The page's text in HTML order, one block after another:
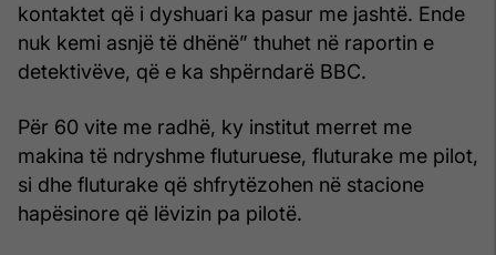
kontaktet që i dyshuari ka pasur me jashtë. Ende
nuk kemi asnjë të dhënë” thuhet në raportin e
detektivëve, që e ka shpërndarë BBC.
Për 60 vite me radhë, ky institut merret me
makina të ndryshme fluturuese, fluturake me pilot,
si dhe fluturake që shfrytëzohen në stacione
hapësinore që lëvizin pa pilotë.